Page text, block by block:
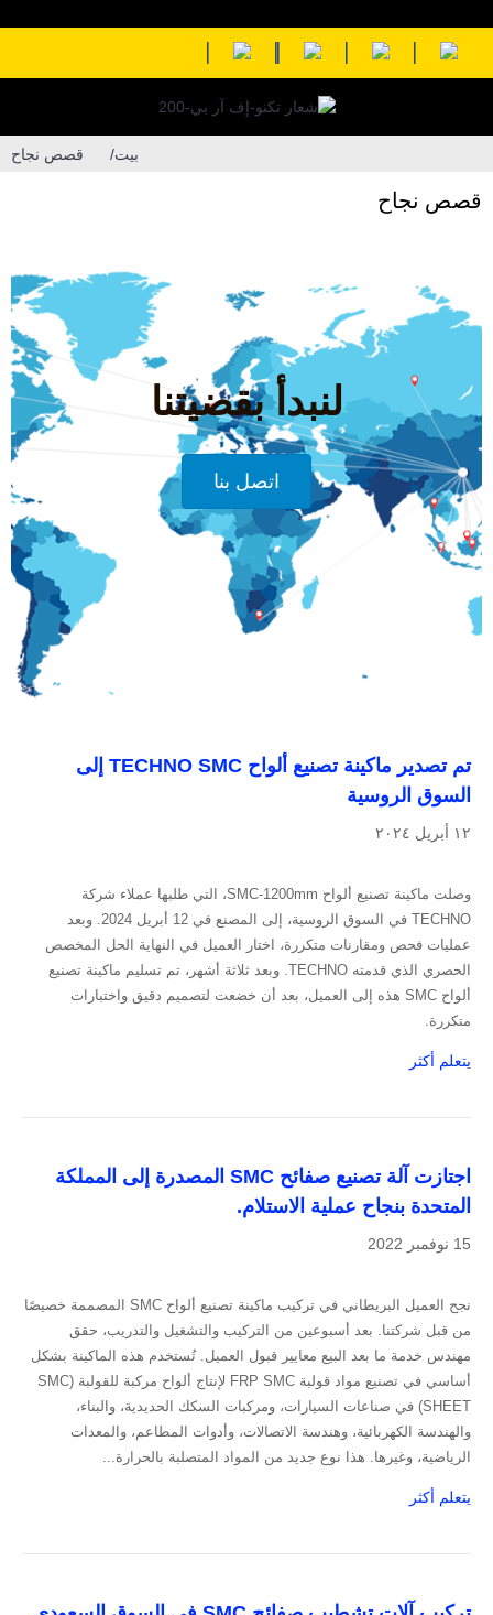
بيت قصص نجاح
قصص نجاح
لنبدأ بقضيتنا
اتصل بنا
تم تصدير ماكينة تصنيع ألواح TECHNO SMC إلى
السوق الروسية
١٢ أبريل ٢٠٢٤
وصلت ماكينة تصنيع ألواح SMC-1200mm، التي طلبها عملاء شركة
TECHNO في السوق الروسية، إلى المصنع في 12 أبريل 2024. وبعد
عمليات فحص ومقارنات متكررة، اختار العميل في النهاية الحل المخصص
الحصري الذي قدمته TECHNO. وبعد ثلاثة أشهر، تم تسليم ماكينة تصنيع
ألواح SMC هذه إلى العميل، بعد أن خضعت لتصميم دقيق واختبارات
متكررة.
يتعلم أكثر
اجتازت آلة تصنيع صفائح SMC المصدرة إلى المملكة
المتحدة بنجاح عملية الاستلام.
15 نوفمبر 2022
نجح العميل البريطاني في تركيب ماكينة تصنيع ألواح SMC المصممة خصيصًا
من قبل شركتنا. بعد أسبوعين من التركيب والتشغيل والتدريب، حقق
مهندس خدمة ما بعد البيع معايير قبول العميل. تُستخدم هذه الماكينة بشكل
أساسي في تصنيع مواد قولبة FRP SMC لإنتاج ألواح مركبة للقولبة (SMC
SHEET) في صناعات السيارات، ومركبات السكك الحديدية، والبناء،
والهندسة الكهربائية، وهندسة الاتصالات، وأدوات المطاعم، والمعدات
الرياضية، وغيرها. هذا نوع جديد من المواد المتصلبة بالحرارة...
يتعلم أكثر